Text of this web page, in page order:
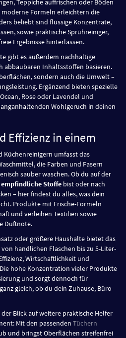
Teppiche auffrischen oder Böden
Formeln erleichtern die
beliebt sind flüssige Konzentrate,
sowie praktische Sprühreiniger,
Ergebnisse hinterlassen.
gibt es außerdem nachhaltige
abbaubaren Inhaltsstoffen basieren.
sondern auch die Umwelt –
Ergänzend bieten spezielle
Rose oder Lavendel und
Wohlgeruch in deinen
Effizienz in einem
Küchenreinigern umfasst das
die Farben und Fasern
sauber waschen. Ob du auf der
Stoffe bist oder nach
– hier findest du alles, was dein
Produkte mit Frische-Formeln
und verleihen Textilien sowie
Duftnote.
oder größere Haushalte bietet das
handlichen Flaschen bis zu 5-Liter-
Wirtschaftlichkeit und
hohe Konzentration vieler Produkte
und sorgt dennoch für
gleich, ob du dein Zuhause, Büro
Blick auf weitere praktische Helfer
Mit den passenden Tüchern
und bringst Oberflächen streifenfrei